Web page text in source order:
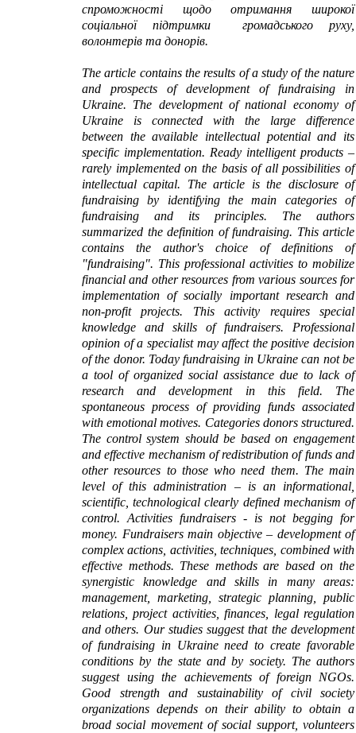
спроможності щодо отримання широкої
соціальної підтримки громадського руху,
волонтерів та донорів.
The article contains the results of a study of the nature
and prospects of development of fundraising in
Ukraine. The development of national economy of
Ukraine is connected with the large difference
between the available intellectual potential and its
specific implementation. Ready intelligent products –
rarely implemented on the basis of all possibilities of
intellectual capital. The article is the disclosure of
fundraising by identifying the main categories of
fundraising and its principles. The authors
summarized the definition of fundraising. This article
contains the author's choice of definitions of
"fundraising". This professional activities to mobilize
financial and other resources from various sources for
implementation of socially important research and
non-profit projects. This activity requires special
knowledge and skills of fundraisers. Professional
opinion of a specialist may affect the positive decision
of the donor. Today fundraising in Ukraine can not be
a tool of organized social assistance due to lack of
research and development in this field. The
spontaneous process of providing funds associated
with emotional motives. Categories donors structured.
The control system should be based on engagement
and effective mechanism of redistribution of funds and
other resources to those who need them. The main
level of this administration – is an informational,
scientific, technological clearly defined mechanism of
control. Activities fundraisers - is not begging for
money. Fundraisers main objective – development of
complex actions, activities, techniques, combined with
effective methods. These methods are based on the
synergistic knowledge and skills in many areas:
management, marketing, strategic planning, public
relations, project activities, finances, legal regulation
and others. Our studies suggest that the development
of fundraising in Ukraine need to create favorable
conditions by the state and by society. The authors
suggest using the achievements of foreign NGOs.
Good strength and sustainability of civil society
organizations depends on their ability to obtain a
broad social movement of social support, volunteers